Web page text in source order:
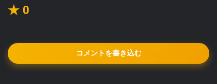
★ 0
コメントを書き込む